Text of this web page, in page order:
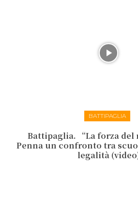
BATTIPAGLIA
Battipaglia. “La forza
Penna un confronto tra
legalità